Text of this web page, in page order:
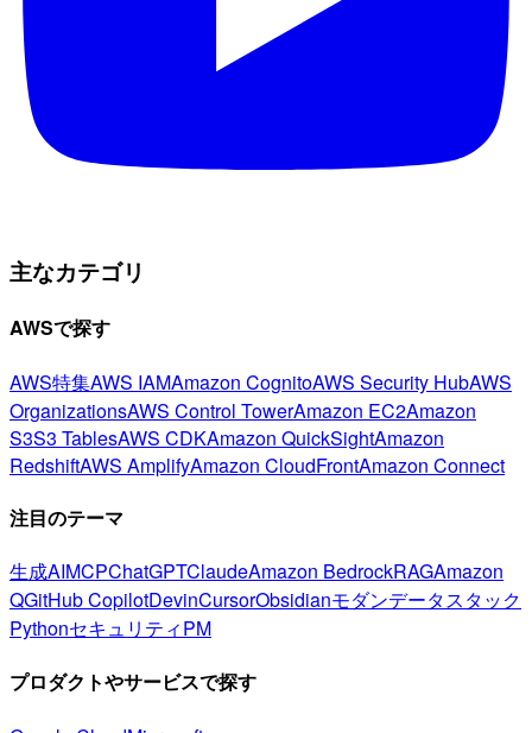
主なカテゴリ
AWSで探す
AWS特集AWS IAMAmazon CognitoAWS Security HubAWS
OrganizationsAWS Control TowerAmazon EC2Amazon
S3S3 TablesAWS CDKAmazon QuickSightAmazon
RedshiftAWS AmplifyAmazon CloudFrontAmazon Connect
注目のテーマ
生成AIMCPChatGPTClaudeAmazon BedrockRAGAmazon
QGitHub CopilotDevinCursorObsidianモダンデータスタック
PythonセキュリティPM
プロダクトやサービスで探す